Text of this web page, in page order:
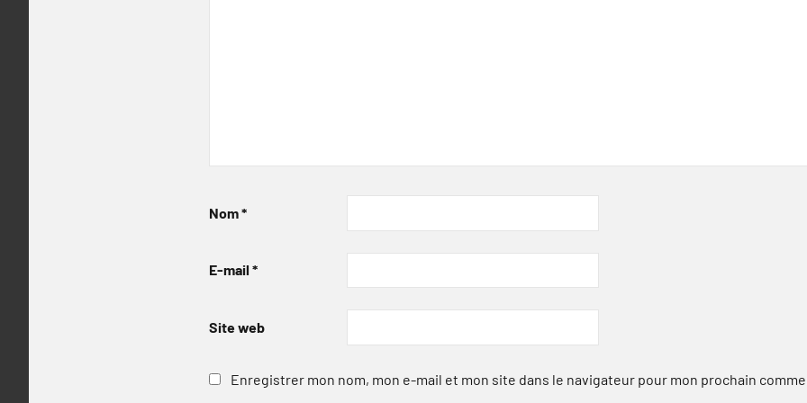
Nom*
E-mail *
Site web
Enregistrer mon nom, mon e-mail et mon site dans le navigateur pour mon prochain